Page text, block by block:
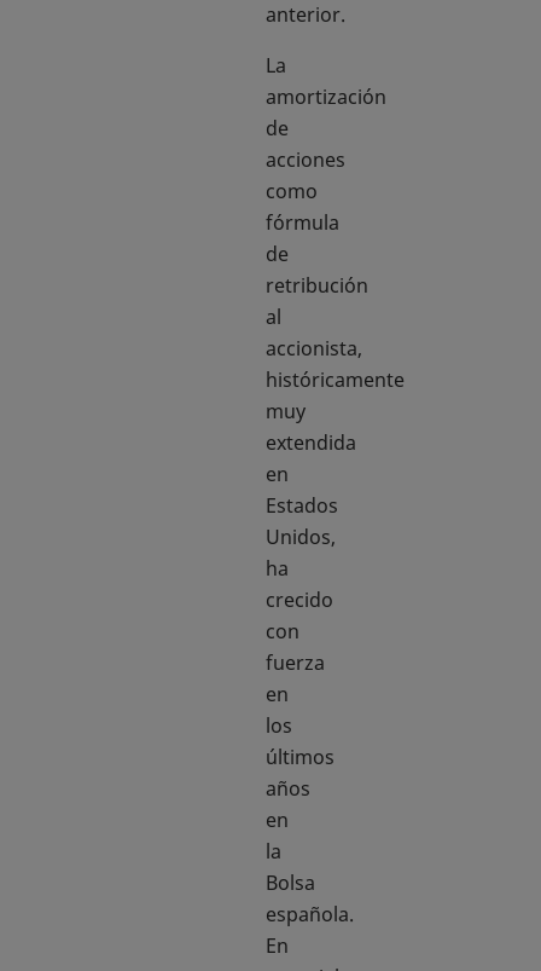
anterior.
La
amortización
de
acciones
como
fórmula
de
retribución
al
accionista,
históricamente
muy
extendida
en
Estados
Unidos,
ha
crecido
con
fuerza
en
los
últimos
años
en
la
Bolsa
española.
En